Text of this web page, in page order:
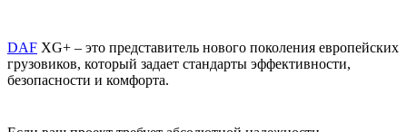
DAF XG+ – это представитель нового поколения европейских
грузовиков, который задает стандарты эффективности,
безопасности и комфорта.